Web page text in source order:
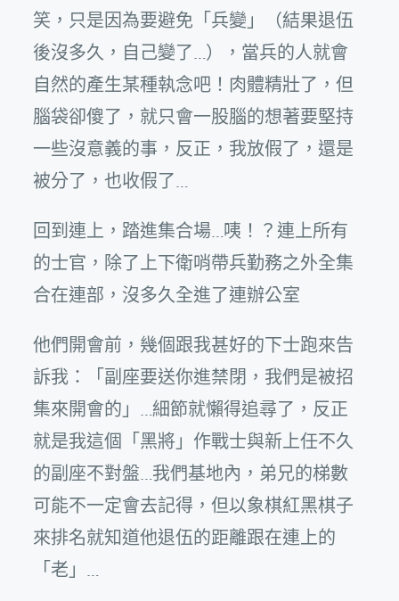
笑，只是因為要避免「兵變」（結果退伍
後沒多久，自己變了…），當兵的人就會
自然的產生某種執念吧！肉體精壯了，但
腦袋卻傻了，就只會一股腦的想著要堅持
一些沒意義的事，反正，我放假了，還是
被分了，也收假了…
回到連上，踏進集合場…咦！？連上所有
的士官，除了上下衛哨帶兵勤務之外全集
合在連部，沒多久全進了連辦公室
他們開會前，幾個跟我甚好的下士跑來告
訴我：「副座要送你進禁閉，我們是被招
集來開會的」…細節就懶得追尋了，反正
就是我這個「黑將」作戰士與新上任不久
的副座不對盤…我們基地內，弟兄的梯數
可能不一定會去記得，但以象棋紅黑棋子
來排名就知道他退伍的距離跟在連上的
「老」…